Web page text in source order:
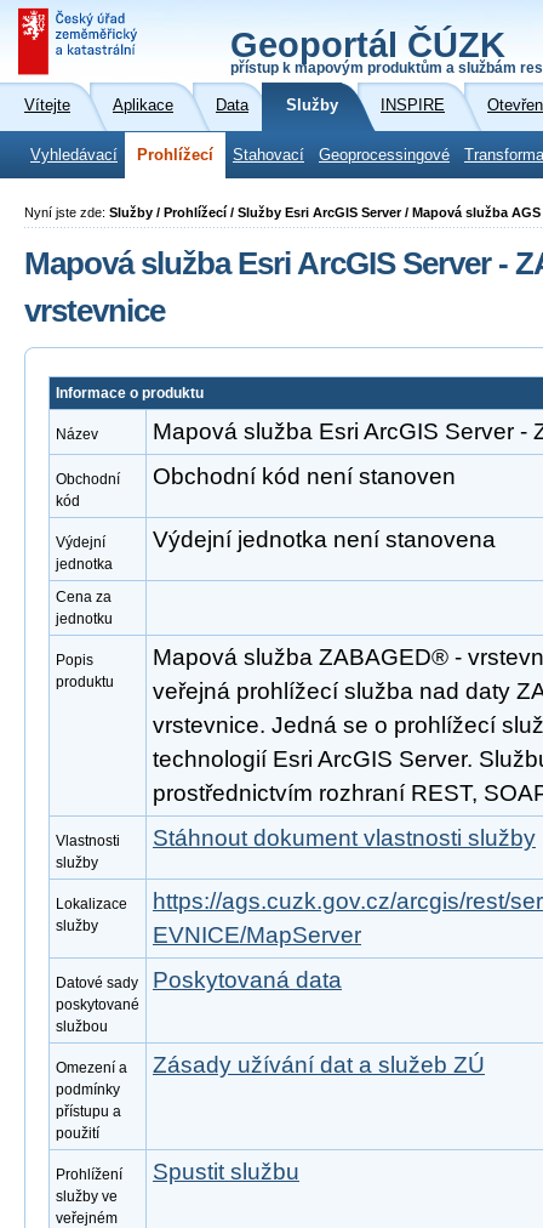
Geoportál ČÚZK
přístup k mapovým produktům a službám
Vítejte Aplikace Data Služby INSPIRE
Vyhledávací Prohlížecí Stahovací Geoprocessingové
Nyní jste zde: Služby / Prohlížecí / Služby Esri ArcGIS Server / Mapová služba
Mapová služba Esri ArcGIS Server -
vrstevnice
Informace o produktu
Název Mapová služba Esri ArcGIS Server -
Obchodní
kód
Obchodní kód není stanoven
Výdejní
jednotka
Výdejní jednotka není stanovena
Cena za
jednotku
Popis
produktu
Mapová služba ZABAGED® -
veřejná prohlížecí služba nad daty
vrstevnice. Jedná se o prohlížecí
technologií Esri ArcGIS Server.
prostřednictvím rozhraní REST,
Vlastnosti
služby
Stáhnout dokument vlastnosti služby
Lokalizace
služby
https://ags.cuzk.gov.cz/arcgis/rest/
EVNICE/MapServer
Datové sady
poskytované
službou
Poskytovaná data
Omezení a
podmínky
přístupu a
použití
Zásady užívání dat a služeb ZÚ
Prohlížení
služby ve
veřejném
Spustit službu